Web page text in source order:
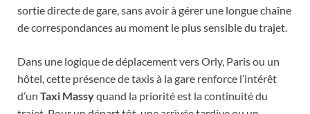
sortie directe de gare, sans avoir à gérer une longue chaîne
de correspondances au moment le plus sensible du trajet.
Dans une logique de déplacement vers Orly, Paris ou un
hôtel, cette présence de taxis à la gare renforce l’intérêt
d’un Taxi Massyquand la priorité est la continuité du